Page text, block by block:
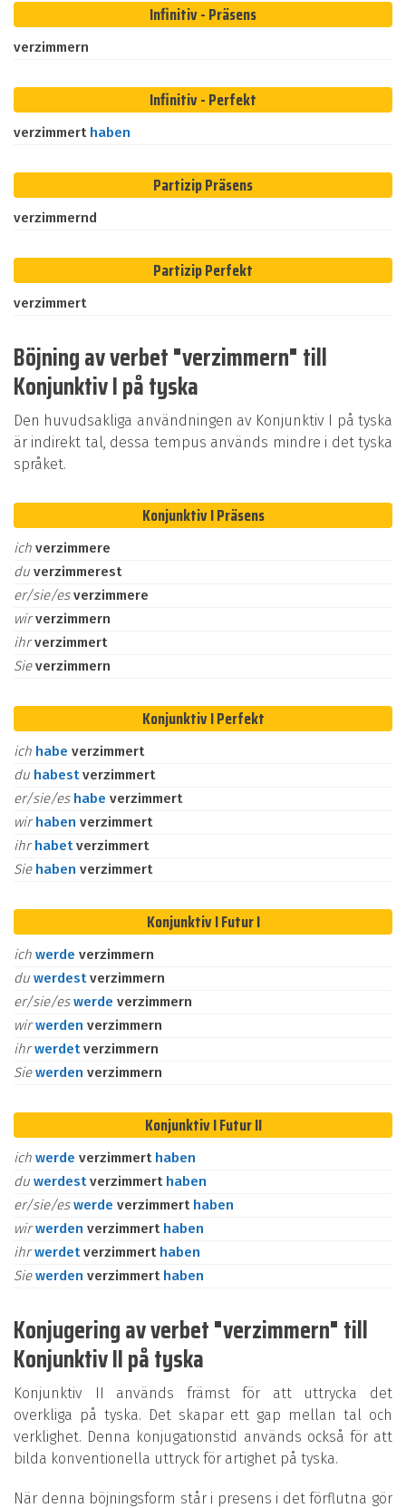
Infinitiv - Präsens
verzimmern
Infinitiv - Perfekt
verzimmert haben
Partizip Präsens
verzimmernd
Partizip Perfekt
verzimmert
Böjning av verbet "verzimmern" till
Konjunktiv I på tyska
Den huvudsakliga användningen av Konjunktiv I på tyska
är indirekt tal, dessa tempus används mindre i det tyska
språket.
Konjunktiv I Präsens
ich verzimmere
du verzimmerest
er/sie/esverzimmere
wirverzimmern
ihrverzimmert
Sieverzimmern
Konjunktiv I Perfekt
ich habe verzimmert
du habestverzimmert
er/sie/es habe verzimmert
wirhaben verzimmert
ihrhabetverzimmert
Sie haben verzimmert
Konjunktiv I Futur I
ich werde verzimmern
du werdestverzimmern
er/sie/eswerde verzimmern
wirwerden verzimmern
ihrwerdetverzimmern
Siewerden verzimmern
Konjunktiv I Futur II
ich werde verzimmert haben
du werdestverzimmert haben
er/sie/eswerde verzimmert haben
wirwerden verzimmert haben
ihrwerdetverzimmert haben
Siewerden verzimmert haben
Konjugering av verbet "verzimmern" till
Konjunktiv II på tyska
Konjunktiv II används främst för att uttrycka det
overkliga på tyska. Det skapar ett gap mellan tal och
verklighet. Denna konjugationstid används också för att
bilda konventionella uttryck för artighet på tyska.
När denna böjningsform står i presens i det förflutna gör